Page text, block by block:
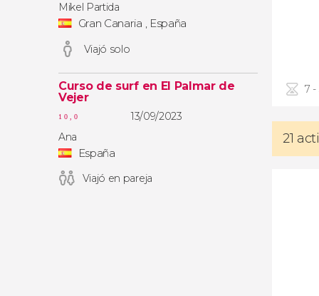
Mikel Partida
Gran Canaria , España
Viajó solo
Curso de surf en El Palmar de
Vejer
10,0
13/09/2023
Ana
España
Viajó en pareja
7 -
21